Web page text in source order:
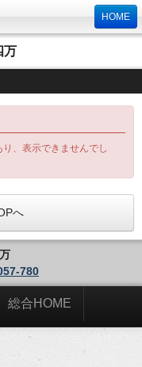
HOME
万
、表示できませんでし
へ
780
総合HOME